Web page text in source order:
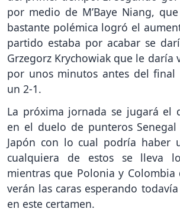
por medio de M’Baye Niang,
bastante polémica logró el
partido estaba por acabar se
Grzegorz Krychowiak que le daría
por unos minutos antes del
un 2-1.
La próxima jornada se jugará el
en el duelo de punteros
Japón con lo cual podría haber
cualquiera de estos se lleva
mientras que Polonia y Colombia
verán las caras esperando
en este certamen.